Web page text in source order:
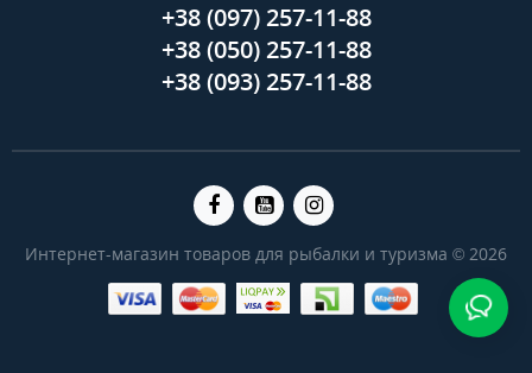
+38 (097) 257-11-88
+38 (050) 257-11-88
+38 (093) 257-11-88
Интернет-магазин товаров для рыбалки и туризма © 2026